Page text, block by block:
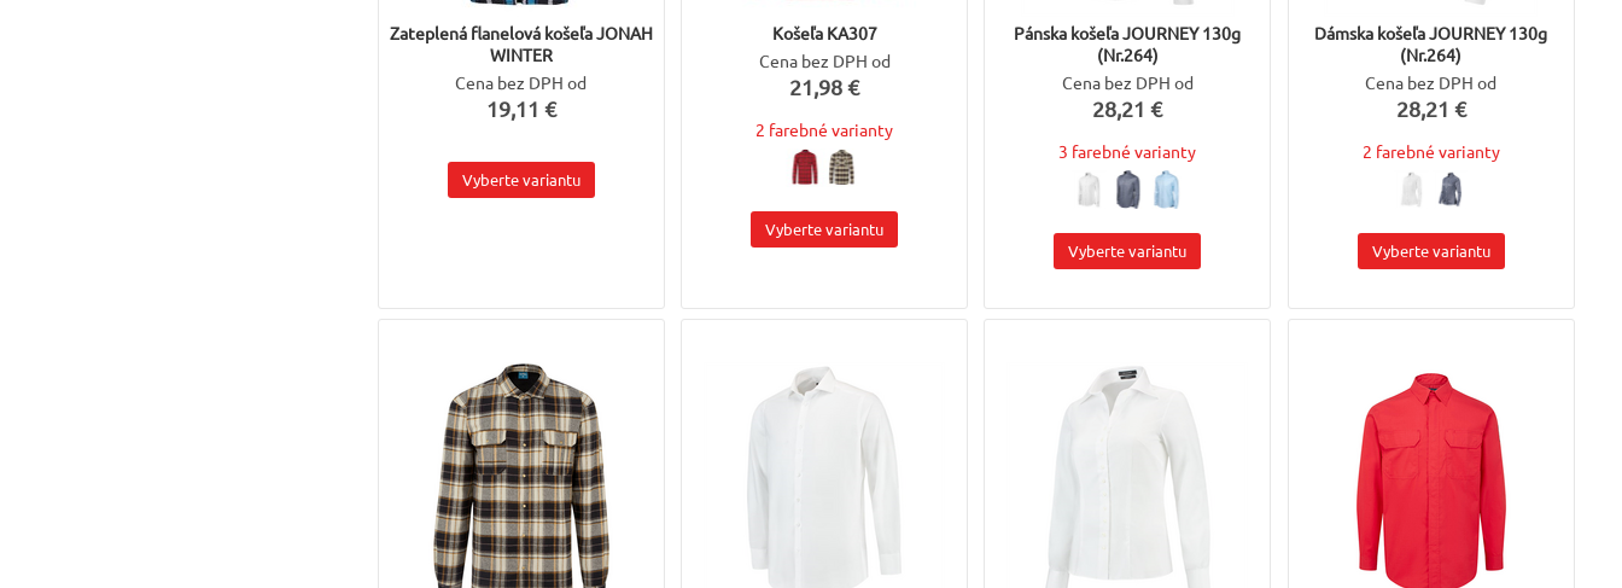
Zateplená flanelová košeľa JONAH
WINTER
Cena bez DPH od
19,11 €
Vyberte variantu
Košeľa KA307
Cena bez DPH od
21,98 €
2 farebné varianty
Vyberte variantu
Pánska košeľa JOURNEY 130g
(Nr.264)
Cena bez DPH od
28,21 €
3 farebné varianty
Vyberte variantu
Dámska košeľa JOURNEY 130g
(Nr.264)
Cena bez DPH od
28,21 €
2 farebné varianty
Vyberte variantu